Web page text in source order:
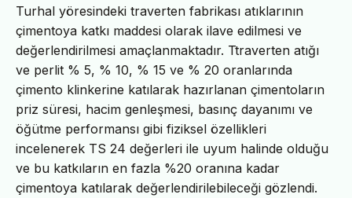
Turhal yöresindeki traverten fabrikası atıklarının
çimentoya katkı maddesi olarak ilave edilmesi ve
değerlendirilmesi amaçlanmaktadır. Ttraverten atığı
ve perlit % 5, % 10, % 15 ve % 20 oranlarında
çimento klinkerine katılarak hazırlanan çimentoların
priz süresi, hacim genleşmesi, basınç dayanımı ve
öğütme performansı gibi fiziksel özellikleri
incelenerek TS 24 değerleri ile uyum halinde olduğu
ve bu katkıların en fazla %20 oranına kadar
çimentoya katılarak değerlendirilebileceği gözlendi.